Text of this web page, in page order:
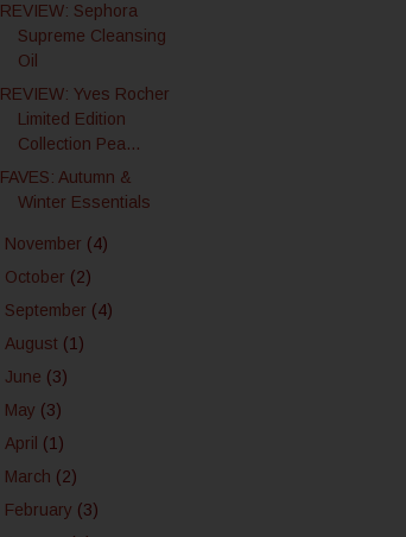
REVIEW: Sephora
Supreme Cleansing
Oil
REVIEW: Yves Rocher
Limited Edition
Collection Pea...
FAVES: Autumn &
Winter Essentials
November (4)
October (2)
September (4)
August (1)
June (3)
May (3)
April (1)
March (2)
February (3)